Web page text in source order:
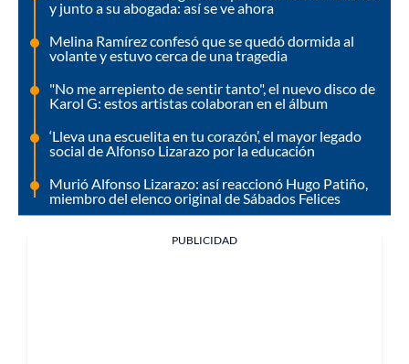
y junto a su abogada: así se ve ahora
Melina Ramírez confesó que se quedó dormida al
volante y estuvo cerca de una tragedia
"No me arrepiento de sentir tanto", el nuevo disco de
Karol G: estos artistas colaboran en el álbum
‘Lleva una escuelita en tu corazón’, el mayor legado
social de Alfonso Lizarazo por la educación
Murió Alfonso Lizarazo: así reaccionó Hugo Patiño,
miembro del elenco original de Sábados Felices
PUBLICIDAD